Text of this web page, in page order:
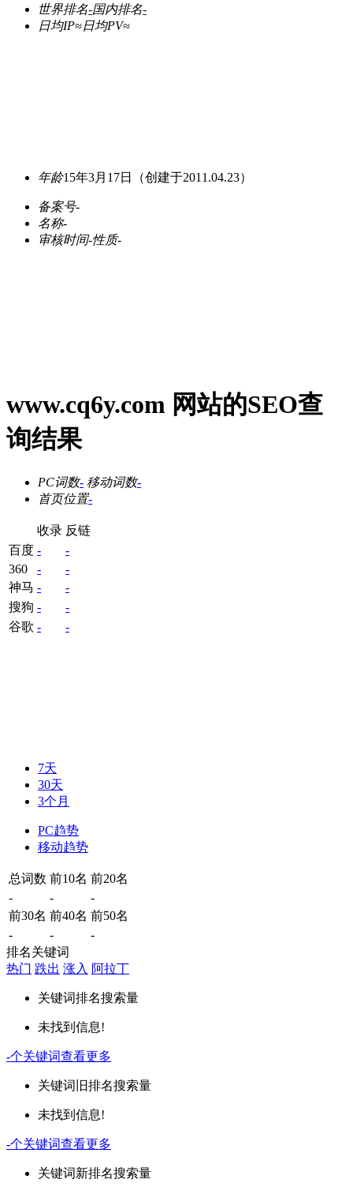
世界排名-国内排名-
日均IP≈日均PV≈
年龄15年3月17日 （创建于2011.04.23）
备案号-
名称-
审核时间-性质-
www.cq6y.com 网站的SEO查
询结果
PC词数- 移动词数-
首页位置-
收录 反链
百度 -
-
360
-
-
神马 -
-
搜狗 -
-
谷歌 - -
7天
30天
3个月
PC趋势
移动趋势
总词数 前10名 前20名
-
-
-
前30名 前40名 前50名
-
-
-
排名关键词
热门 跌出 涨入 阿拉丁
关键词排名搜索量
未找到信息!
-个关键词查看更多
关键词 旧排名搜索量
未找到信息!
-个关键词查看更多
关键词新排名搜索量